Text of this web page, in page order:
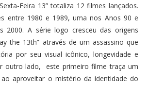
Feira 13” totaliza 12 filmes lançados.
entre 1980 e 1989, uma nos Anos 90 e
2000. A série logo cresceu das origens
the 13th” através de um assassino que
por seu visual icônico, longevidade e
outro lado, este primeiro filme traça um
aproveitar o mistério da identidade do